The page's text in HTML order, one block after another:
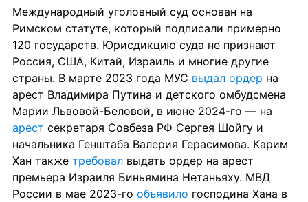
Международный уголовный суд основан на
Римском статуте, который подписали примерно
120 государств. Юрисдикцию суда не признают
Россия, США, Китай, Израиль и многие другие
страны. В марте 2023 года МУС выдал ордер на
арест Владимира Путина и детского омбудсмена
арест секретаря Совбеза РФ Сергея Шойгу и
начальника Генштаба Валерия Герасимова. Карим
Хан также требовал выдать ордер на арест
премьера Израиля Биньямина Нетаньяху. МВД
России в мае 2023-го объявило господина Хана в